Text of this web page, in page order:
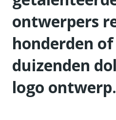
ontwerpers
honderden
duizenden
logo ontwerp.